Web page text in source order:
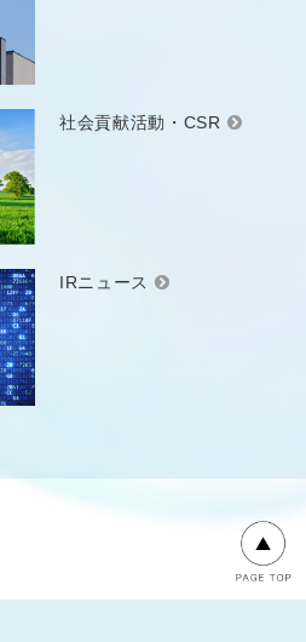
社会貢献活動・CSR
IRニュース